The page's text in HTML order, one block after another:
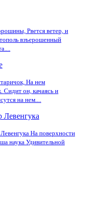
Рвется ветер, и
взъерошенный
На нем
Сидит он, качаясь и
на нем....
Левенгука
На поверхности
наука Удивительной